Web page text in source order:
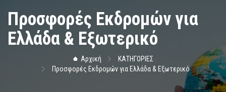
Προσφορές Εκδρομών για
Ελλάδα & Εξωτερικό
Αρχική
ΚΑΤΗΓΟΡΙΕΣ
Προσφορές Εκδρομών για Ελλάδα & Εξωτερικό